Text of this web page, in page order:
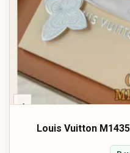
‹
Louis Vuitton